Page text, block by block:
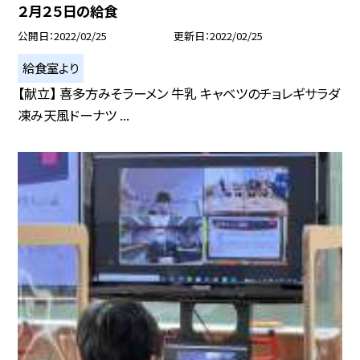
２月２５日の給食
公開日 2022/02/25 更新日 2022/02/25
給食室より
【献立】 喜多方みそラーメン 牛乳 キャベツのチョレギサラダ
凍み天風ドーナツ ...